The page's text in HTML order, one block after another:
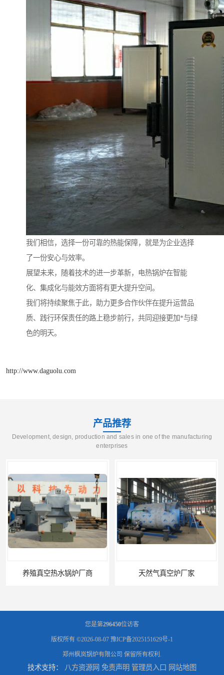
我们相信，选择一份可靠的热能保障，就是为企业选择
了一份安心与效率。
展望未来，随着技术的进一步革新，电热锅炉在智能
化、集成化与能效方面将有更大提升空间。
我们将持续聚焦于此，助力更多合作伙伴在提升运营品
质、践行环保责任的路上稳步前行，共同迎接更加*与绿
色的明天。
http://www.daguolu.com
产品推荐
Development, design, production and sales in one of the manufacturing
enterprises
天然气真空炉厂家 湿背式真空热水锅炉厂商
您是第296450位访客
版权所有 ©2026-08-07 豫ICP备2025151629号-1
郑州枫岚锅炉有限公司 保留所有权利.
技术支持： 八方资源网 免责声明 管理员入口 网站地图